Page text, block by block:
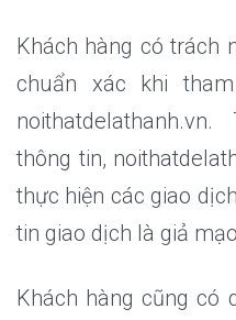
Khách hàng có trách
chuẩn xác khi
thông tin,
thực hiện các giao
tin giao dịch là giả
Khách hàng cũng có